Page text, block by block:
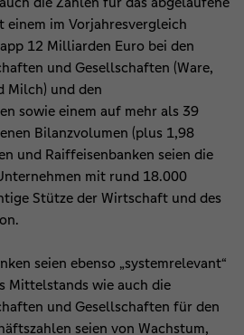
einem im Vorjahresvergleich
12 Milliarden Euro bei den
und Gesellschaften (Ware,
Milch) und den
sowie einem auf mehr als 39
Bilanzvolumen (plus 1,98
und Raiffeisenbanken seien die
mit rund 18.000
Stütze der Wirtschaft und des
seien ebenso „systemrelevant“
Mittelstands wie auch die
und Gesellschaften für den
seien von Wachstum,